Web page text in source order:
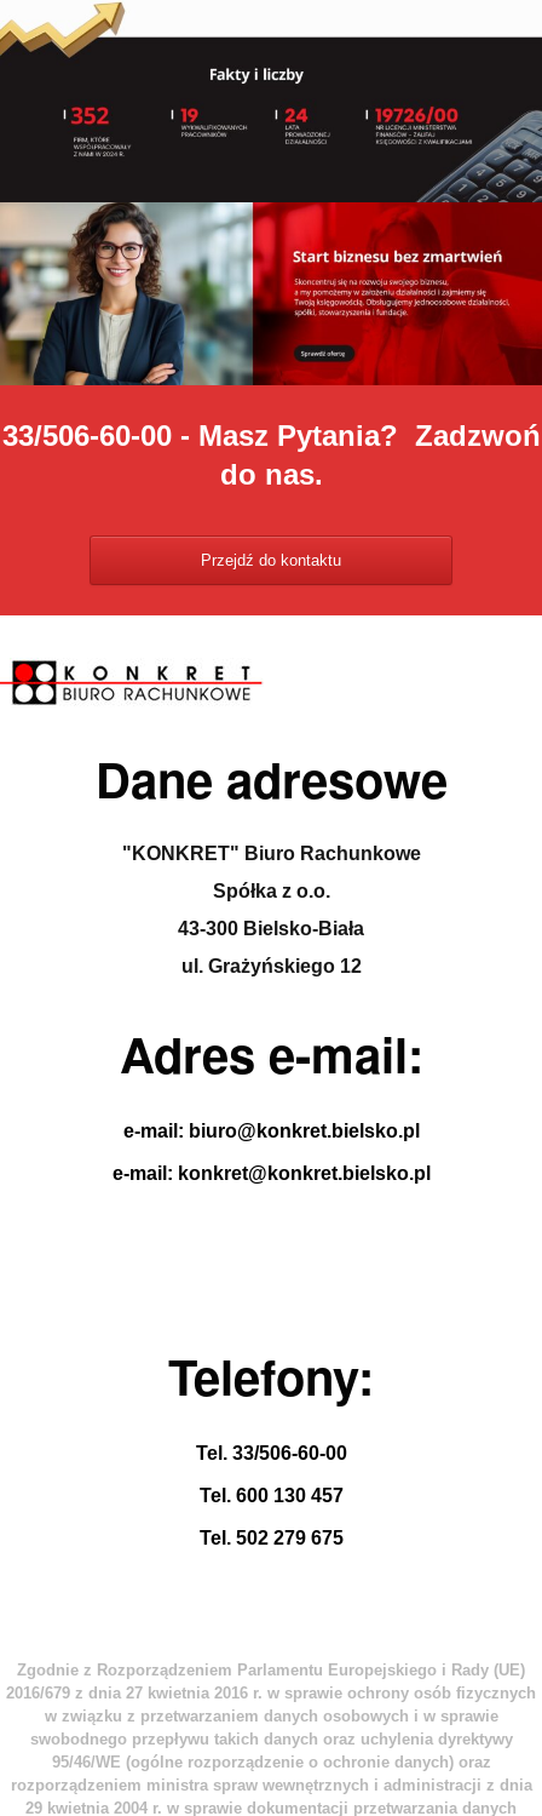
33/506-60-00 - Masz Pytania? Zadzwoń
do nas.
Przejdź do kontaktu
Dane adresowe
"KONKRET" Biuro Rachunkowe
Spółka z o.o.
43-300 Bielsko-Biała
ul. Grażyńskiego 12
Adres e-mail:
e-mail: biuro@konkret.bielsko.pl
e-mail: konkret@konkret.bielsko.pl
Telefony:
Tel. 33/506-60-00
Tel. 600 130 457
Tel. 502 279 675
Zgodnie z Rozporządzeniem Parlamentu Europejskiego i Rady (UE)
2016/679 z dnia 27 kwietnia 2016 r. w sprawie ochrony osób fizycznych
w związku z przetwarzaniem danych osobowych i w sprawie
swobodnego przepływu takich danych oraz uchylenia dyrektywy
95/46/WE (ogólne rozporządzenie o ochronie danych) oraz
rozporządzeniem ministra spraw wewnętrznych i administracji z dnia
29 kwietnia 2004 r. w sprawie dokumentacji przetwarzania danych